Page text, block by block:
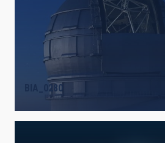
BIA_0280